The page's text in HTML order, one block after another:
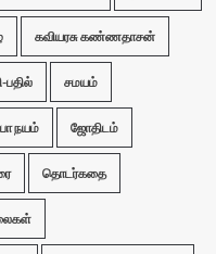
கவியரசு கண்ணதாசன்
பதில் சமயம்
நயம் ஜோதிடம்
தொடர்கதை